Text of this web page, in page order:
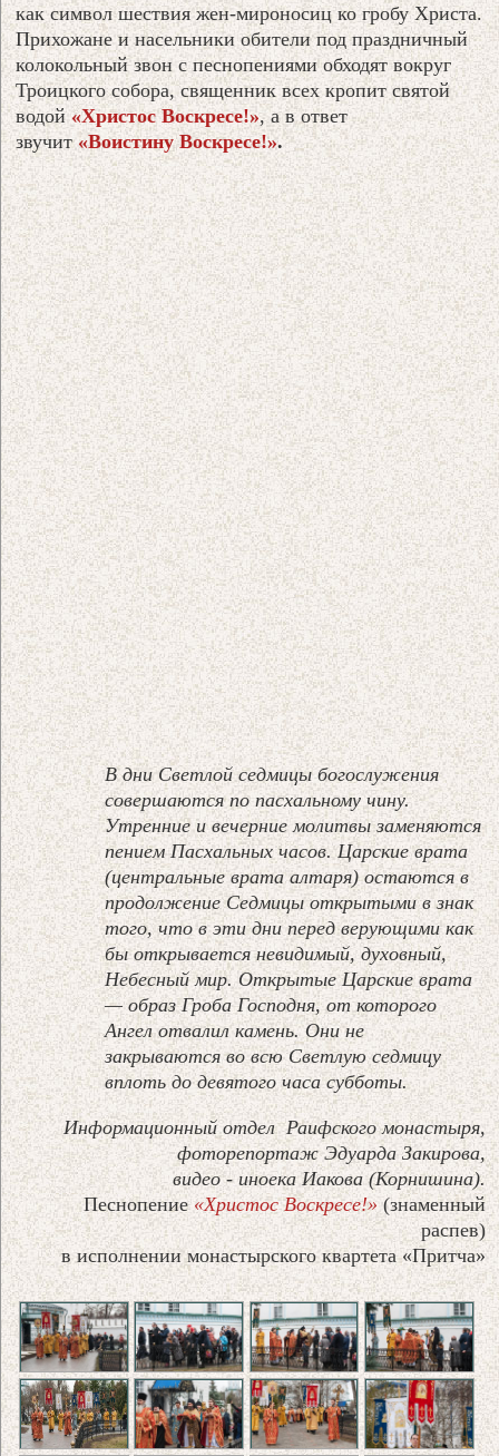
как символ шествия жен-мироносиц ко гробу Христа.
Прихожане и насельники обители под праздничный
колокольный звон с песнопениями обходят вокруг
Троицкого собора, священник всех кропит святой
водой«Христос Воскресе!», а в ответ
звучит «Воистину Воскресе!».
В дни Светлой седмицы богослужения
совершаются по пасхальному чину.
Утренние и вечерние молитвы заменяются
пением Пасхальных часов. Царские врата
(центральные врата алтаря) остаются в
продолжение Седмицы открытыми в знак
того, что в эти дни перед верующими как
бы открывается невидимый, духовный,
Небесный мир. Открытые Царские врата
— образ Гроба Господня, от которого
Ангел отвалил камень. Они не
закрываются во всю Светлую седмицу
вплоть до девятого часа субботы.
Информационный отдел Раифского монастыря,
фоторепортаж Эдуарда Закирова,
видео - иноека Иакова (Корнишина).
Песнопение«Христос Воскресе!»(знаменный
распев)
в исполнении монастырского квартета «Притча»